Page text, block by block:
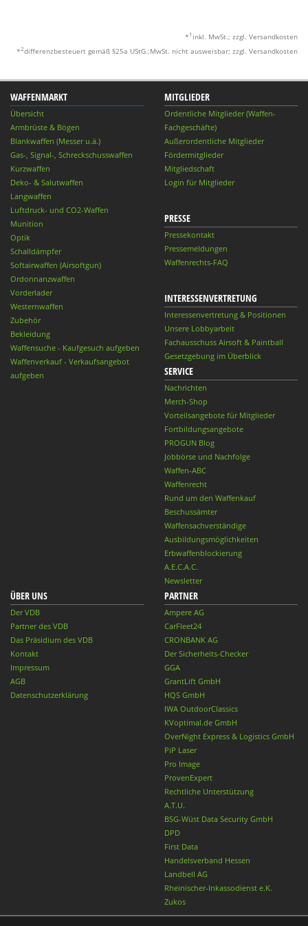
* 1 inkl. MwSt.; zzgl. Versandkosten
*2differenzbesteuert gemäß §25a UStG.;MwSt. nicht ausweisbar; zzgl. Versandkosten
WAFFENMARKT
Übersicht
Armbrüste & Bögen
Blankwaffen (Messer u.ä.)
Gas-, Signal-, Schreckschusswaffen
Kurzwaffen
Deko- & Salutwaffen
Langwaffen
Luftdruck- und CO2-Waffen
Munition
Optik
Schalldämpfer
Softairwaffen (Airsoftgun)
Ordonnanzwaffen
Vorderlader
Westernwaffen
Zubehör
Bekleidung
Waffensuche - Kaufgesuch aufgeben
Waffenverkauf - Verkaufsangebot
aufgeben
MITGLIEDER
Ordentliche Mitglieder (Waffen-
Fachgeschäfte)
Außerordentliche Mitglieder
Fördermitglieder
Mitgliedschaft
Login für Mitglieder
PRESSE
Pressekontakt
Pressemeldungen
Waffenrechts-FAQ
INTERESSENVERTRETUNG
Interessenvertretung & Positionen
Unsere Lobbyarbeit
Fachausschuss Airsoft & Paintball
Gesetzgebung im Überblick
SERVICE
Nachrichten
Merch-Shop
Vorteilsangebote für Mitglieder
Fortbildungsangebote
PROGUN Blog
Jobbörse und Nachfolge
Waffen-ABC
Waffenrecht
Rund um den Waffenkauf
Beschussämter
Waffensachverständige
Ausbildungsmöglichkeiten
Erbwaffenblockierung
A.E.C.A.C.
Newsletter
ÜBER UNS
Der VDB
Partner des VDB
Das Präsidium des VDB
Kontakt
Impressum
AGB
Datenschutzerklärung
PARTNER
Ampere AG
CarFleet24
CRONBANK AG
Der Sicherheits-Checker
GGA
GrantLift GmbH
HQS GmbH
IWA OutdoorClassics
KVoptimal.de GmbH
OverNight Express & Logistics GmbH
PiP Laser
Pro Image
ProvenExpert
Rechtliche Unterstützung
A.T.U.
BSG-Wüst Data Security GmbH
DPD
First Data
Handelsverband Hessen
Landbell AG
Rheinischer-Inkassodienst e.K.
Zukos